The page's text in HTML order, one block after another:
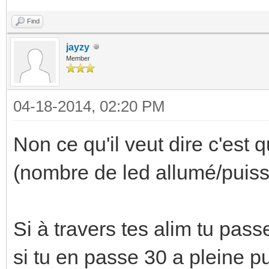
Find
jayzy
Member
04-18-2014, 02:20 PM
Non ce qu'il veut dire c'est
(nombre de led allumé/
Si à travers tes alim tu
si tu en passe 30 a pleine